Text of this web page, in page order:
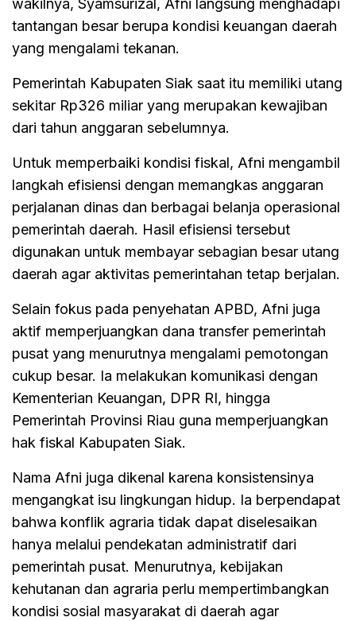
wakilnya, Syamsurizal, Afni langsung menghadapi
tantangan besar berupa kondisi keuangan daerah
yang mengalami tekanan.
Pemerintah Kabupaten Siak saat itu memiliki utang
sekitar Rp326 miliar yang merupakan kewajiban
dari tahun anggaran sebelumnya.
Untuk memperbaiki kondisi fiskal, Afni mengambil
langkah efisiensi dengan memangkas anggaran
perjalanan dinas dan berbagai belanja operasional
pemerintah daerah. Hasil efisiensi tersebut
digunakan untuk membayar sebagian besar utang
daerah agar aktivitas pemerintahan tetap berjalan.
Selain fokus pada penyehatan APBD, Afni juga
aktif memperjuangkan dana transfer pemerintah
pusat yang menurutnya mengalami pemotongan
cukup besar. Ia melakukan komunikasi dengan
Kementerian Keuangan, DPR RI, hingga
Pemerintah Provinsi Riau guna memperjuangkan
hak fiskal Kabupaten Siak.
Nama Afni juga dikenal karena konsistensinya
mengangkat isu lingkungan hidup. Ia berpendapat
bahwa konflik agraria tidak dapat diselesaikan
hanya melalui pendekatan administratif dari
pemerintah pusat. Menurutnya, kebijakan
kehutanan dan agraria perlu mempertimbangkan
kondisi sosial masyarakat di daerah agar